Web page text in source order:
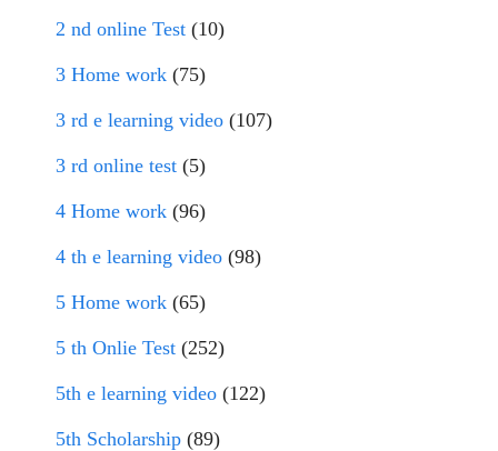
2 nd online Test (10)
3 Home work (75)
3 rd e learning video (107)
3 rd online test (5)
4 Home work (96)
4 th e learning video (98)
5 Home work (65)
5 th Onlie Test (252)
5th e learning video (122)
5th Scholarship (89)